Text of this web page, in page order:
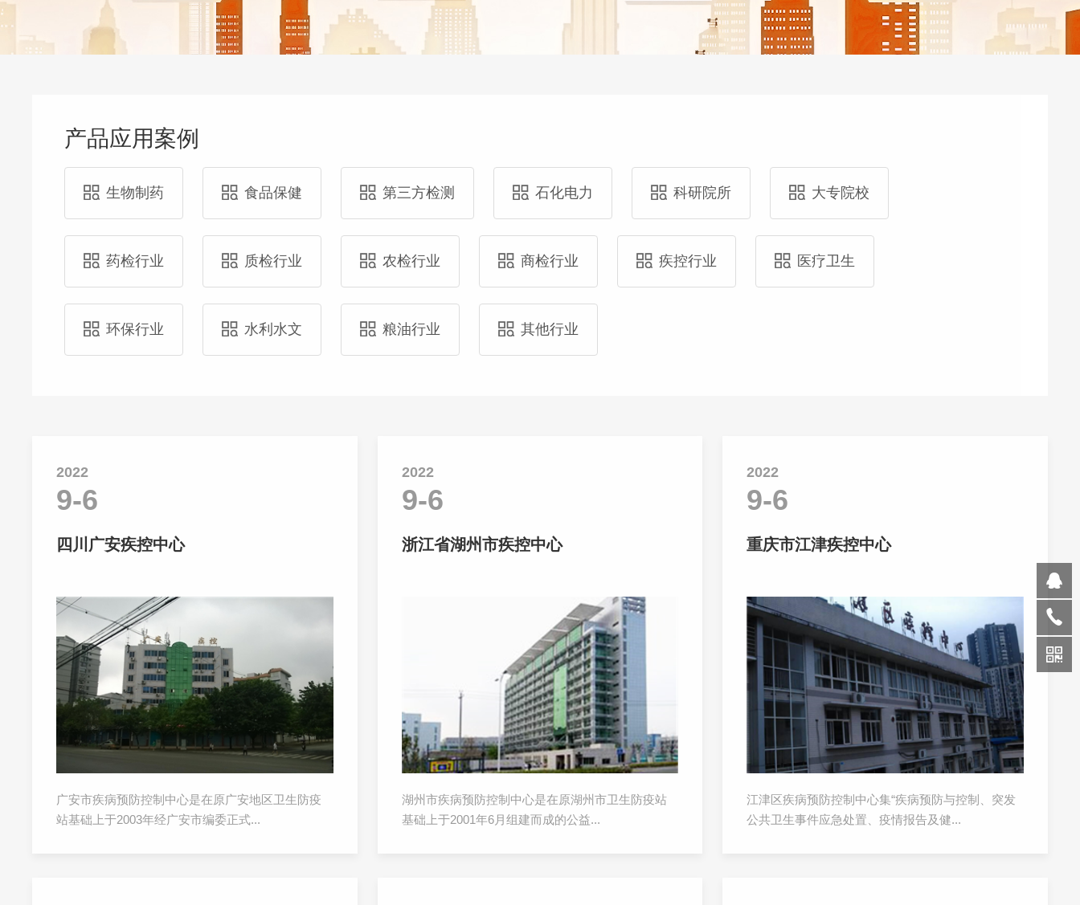
产品应用案例
生物制药 食品保健 第三方检测 石化电力 科研院所 大专院校
药检行业 质检行业 农检行业 商检行业 疾控行业 医疗卫生
环保行业 水利水文 粮油行业 其他行业
2022
9-6
四川广安疾控中心
广安市疾病预防控制中心是在原广安地区卫生防疫
站基础上于2003年经广安市编委正式...
2022
9-6
浙江省湖州市疾控中心
湖州市疾病预防控制中心是在原湖州市卫生防疫站
基础上于2001年6月组建而成的公益...
2022
9-6
重庆市江津疾控中心
江津区疾病预防控制中心集“疾病预防与控制、突发
公共卫生事件应急处置、疫情报告及健...